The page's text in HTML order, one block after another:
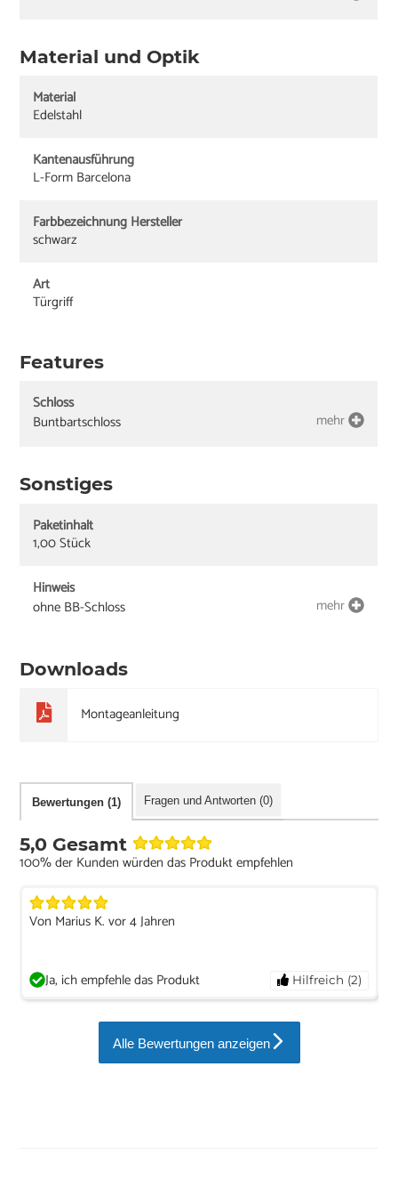
Material und Optik
Material
Edelstahl
Kantenausführung
L-Form Barcelona
Farbbezeichnung Hersteller
schwarz
Art
Türgriff
Features
Schloss
Buntbartschloss
mehr
Sonstiges
Paketinhalt
1,00 Stück
Hinweis
ohne BB-Schloss
mehr
Downloads
Montageanleitung
Bewertungen (1) Fragen und Antworten (0)
5,0 Gesamt
100% der Kunden würden das Produkt empfehlen
Von Marius K. vor 4 Jahren
Ja, ich empfehle das Produkt Hilfreich (2)
Alle Bewertungen anzeigen